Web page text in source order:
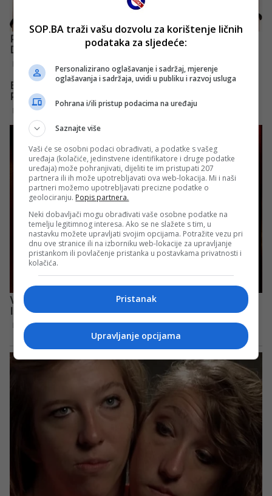
SOP.BA traži vašu dozvolu za korištenje ličnih
podataka za sljedeće:
Personalizirano oglašavanje i sadržaj, mjerenje
oglašavanja i sadržaja, uvidi u publiku i razvoj usluga
Pohrana i/ili pristup podacima na uređaju
Saznajte više
Vaši će se osobni podaci obrađivati, a podatke s vašeg
uređaja (kolačiće, jedinstvene identifikatore i druge podatke
uređaja) može pohranjivati, dijeliti te im pristupati 207
partnera ili ih može upotrebljavati ova web-lokacija. Mi i naši
partneri možemo upotrebljavati precizne podatke o
geolociranju. Popis partnera.
Neki dobavljači mogu obrađivati vaše osobne podatke na
temelju legitimnog interesa. Ako se ne slažete s tim, u
nastavku možete upravljati svojim opcijama. Potražite vezu pri
dnu ove stranice ili na izborniku web-lokacije za upravljanje
pristankom ili povlačenje pristanka u postavkama privatnosti i
kolačića.
Pristanak
Upravljanje opcijama